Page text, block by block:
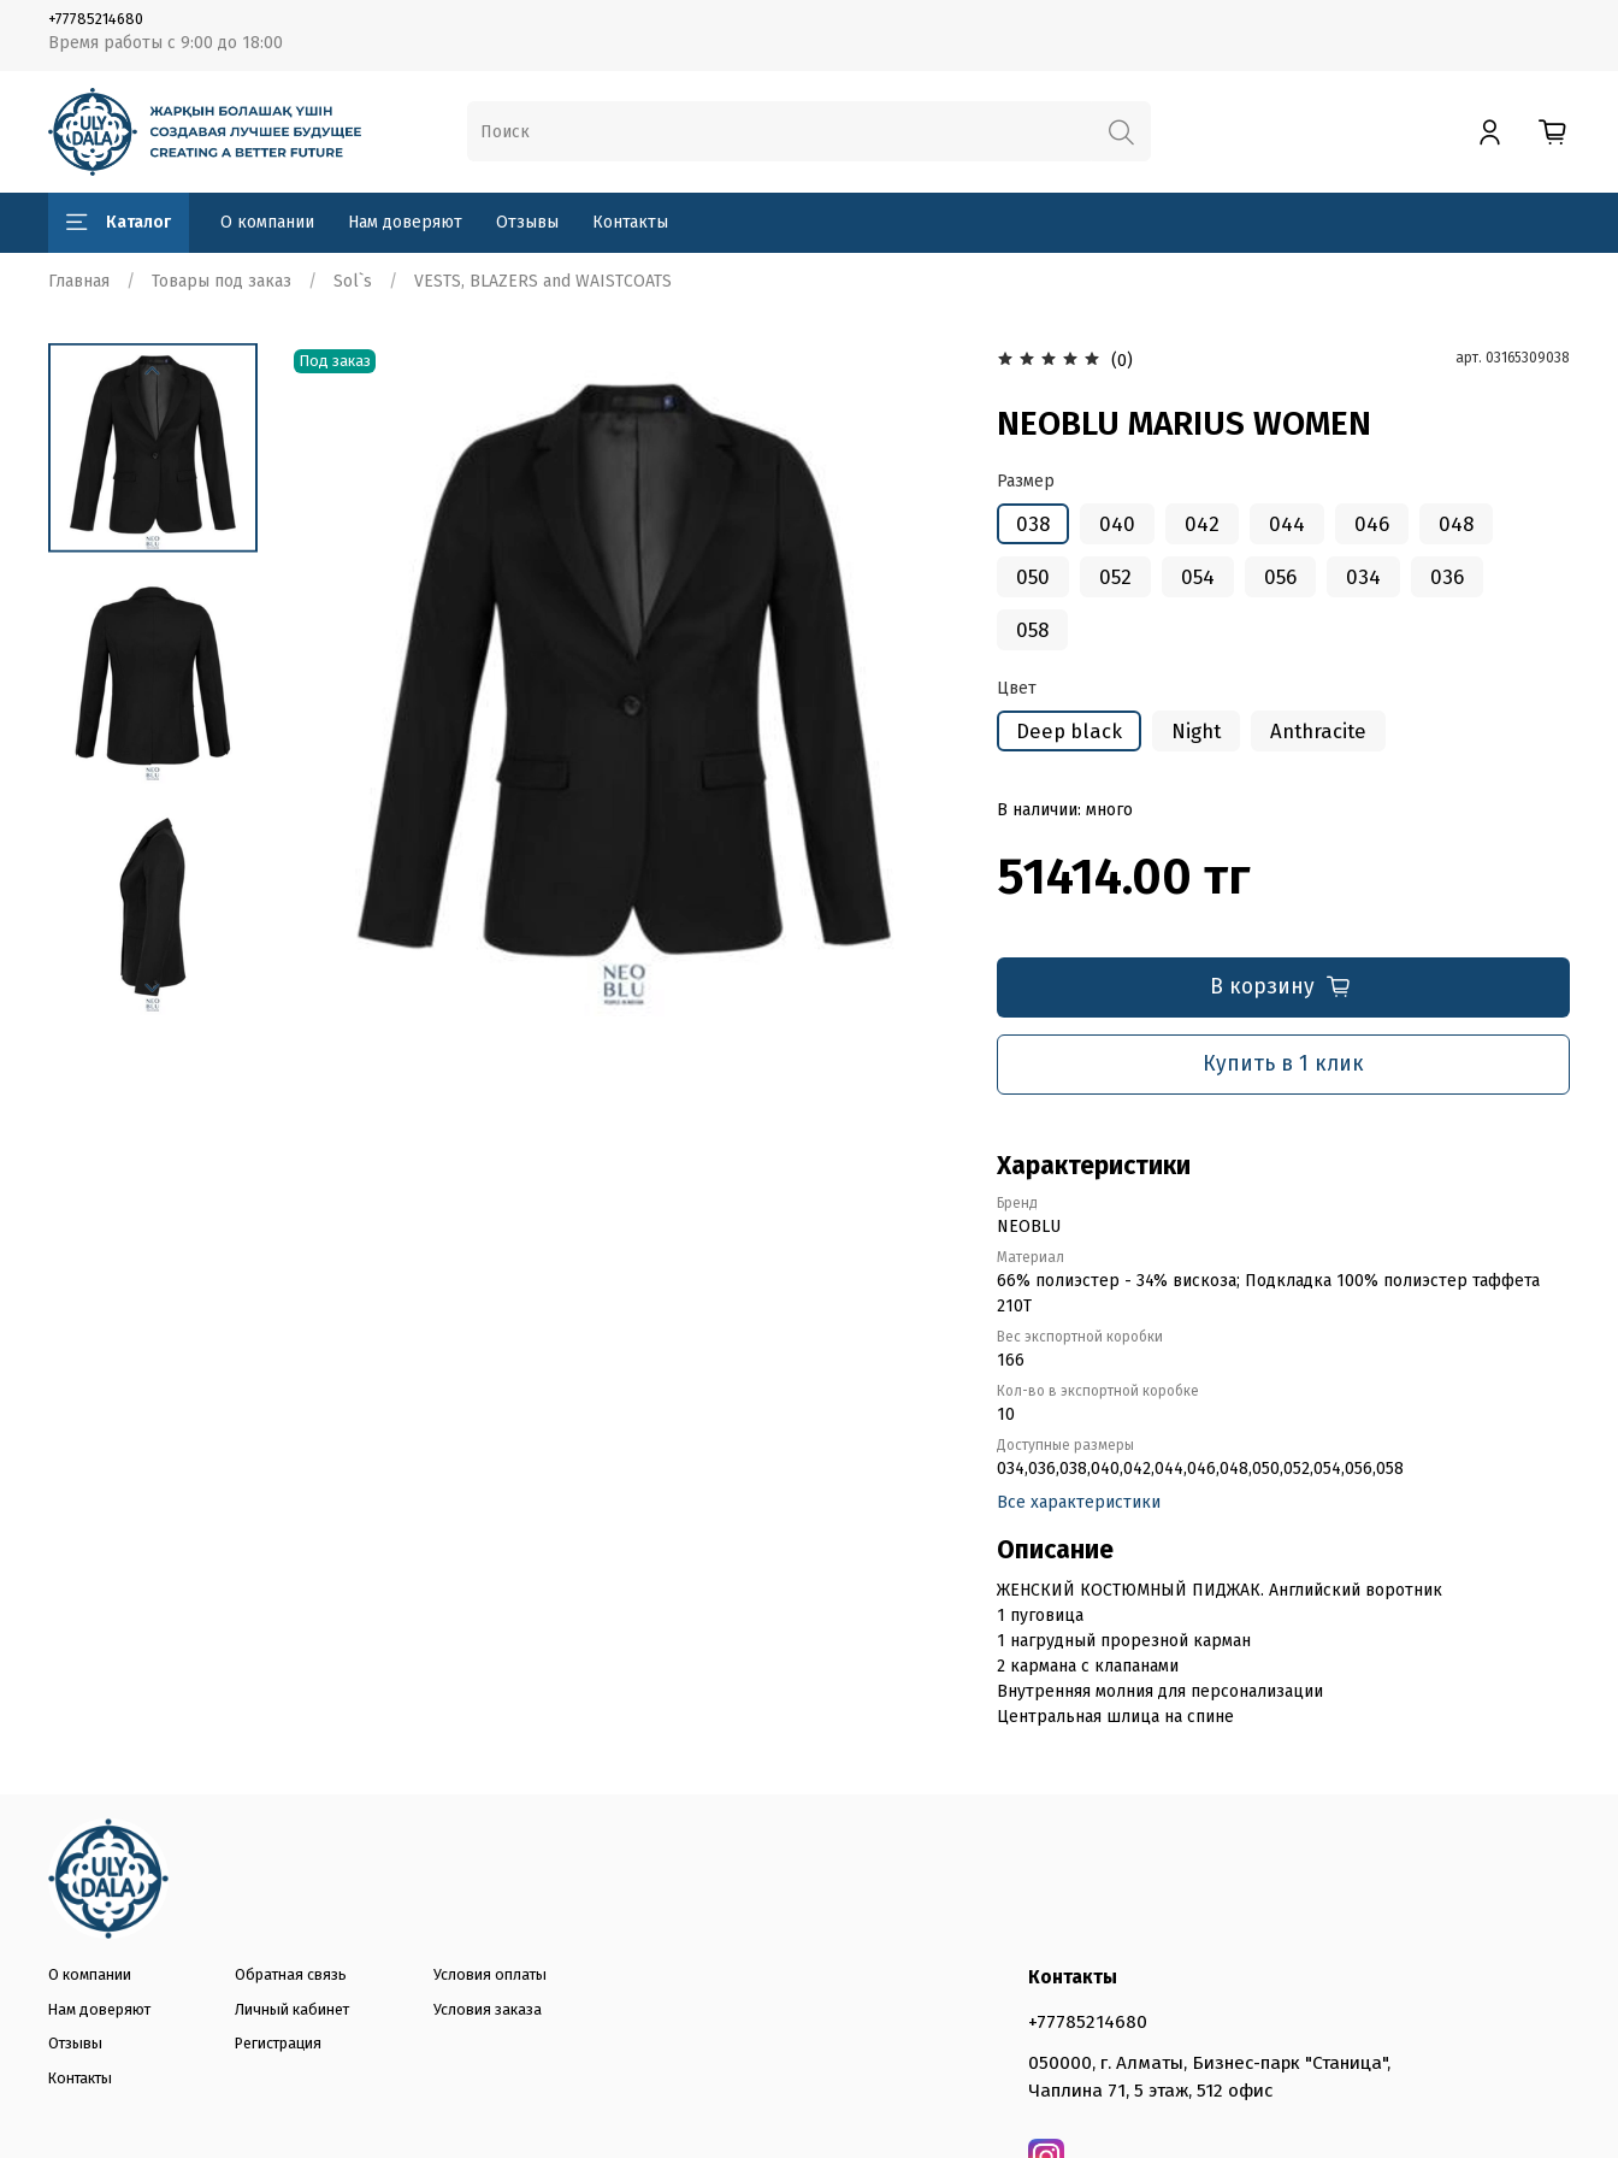
Время работы с 9:00 до 18:00
+77785214680
Каталог О компании Нам доверяют Отзывы Контакты
Главная Товары под заказ Sol`s VESTS, BLAZERS and WAISTCOATS
Под заказ (0) арт. 03165309038
NEOBLU MARIUS WOMEN
Размер
038 040 042 044 046 048
050 052 054 056 034 036
058
Цвет
Deep black Night Anthracite
В наличии: много
51414.00 тг
В корзину
Купить в 1 клик
Характеристики
Бренд
NEOBLU
Материал
66% полиэстер - 34% вискоза; Подкладка 100% полиэстер таффета
210Т
Вес экспортной коробки
166
Кол-во в экспортной коробке
10
Доступные размеры
034,036,038,040,042,044,046,048,050,052,054,056,058
Все характеристики
Описание
ЖЕНСКИЙ КОСТЮМНЫЙ ПИДЖАК. Английский воротник
1 пуговица
1 нагрудный прорезной карман
2 кармана с клапанами
Внутренняя молния для персонализации
Центральная шлица на спине
О компании
Нам доверяют
Отзывы
Контакты
Обратная связь
Личный кабинет
Регистрация
Условия оплаты
Условия заказа
Контакты
+77785214680
050000, г. Алматы, Бизнес-парк "Станица",
Чаплина 71, 5 этаж, 512 офис